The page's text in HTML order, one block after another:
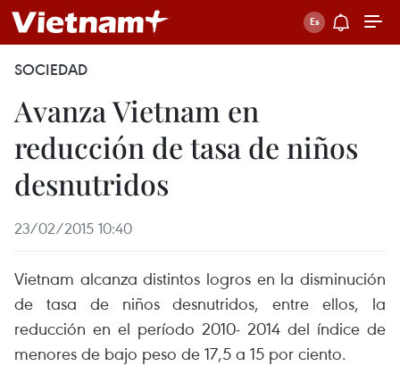
SOCIEDAD
Avanza Vietnam en
reducción de tasa de niños
desnutridos
23/02/2015 10:40
Vietnam alcanza distintos logros en la disminución
de tasa de niños desnutridos, entre ellos, la
reducción en el período 2010- 2014 del índice de
menores de bajo peso de 17,5 a 15 por ciento.